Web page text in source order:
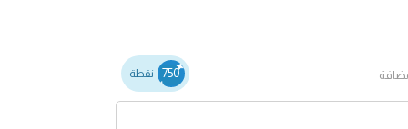
750 نقطة